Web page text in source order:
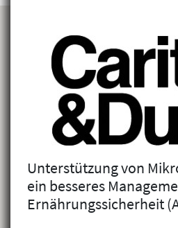
Unterstützung von
ein besseres
Ernährungssicherheit